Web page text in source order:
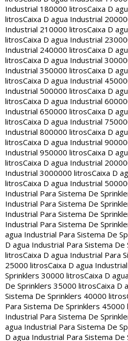
Industrial 180000 litrosCaixa D
litrosCaixa D agua Industrial
Industrial 210000 litrosCaixa D
litrosCaixa D agua Industrial
Industrial 240000 litrosCaixa D
litrosCaixa D agua Industrial
Industrial 350000 litrosCaixa D
litrosCaixa D agua Industrial
Industrial 500000 litrosCaixa D
litrosCaixa D agua Industrial
Industrial 650000 litrosCaixa D
litrosCaixa D agua Industrial
Industrial 800000 litrosCaixa D
litrosCaixa D agua Industrial
Industrial 950000 litrosCaixa D
litrosCaixa D agua Industrial
Industrial 3000000 litrosCaixa D
litrosCaixa D agua Industrial
Industrial Para Sistema De
Industrial Para Sistema De
Industrial Para Sistema De
Industrial Para Sistema De
agua Industrial Para Sistema De
D agua Industrial Para Sistema
litrosCaixa D agua Industrial Para
25000 litrosCaixa D agua
Sprinklers 30000 litrosCaixa D
De Sprinklers 35000 litrosCaixa D
Sistema De Sprinklers 40000 litros
Para Sistema De Sprinklers 45000
Industrial Para Sistema De
agua Industrial Para Sistema De
D agua Industrial Para Sistema